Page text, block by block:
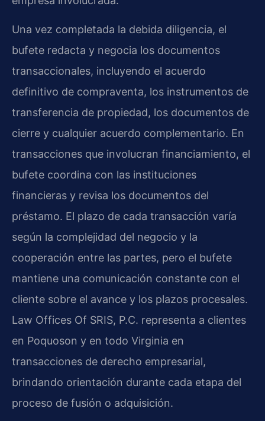
Una vez completada la debida diligencia, el
bufete redacta y negocia los documentos
transaccionales, incluyendo el acuerdo
definitivo de compraventa, los instrumentos de
transferencia de propiedad, los documentos de
cierre y cualquier acuerdo complementario. En
transacciones que involucran financiamiento, el
bufete coordina con las instituciones
financieras y revisa los documentos del
préstamo. El plazo de cada transacción varía
según la complejidad del negocio y la
cooperación entre las partes, pero el bufete
mantiene una comunicación constante con el
cliente sobre el avance y los plazos procesales.
Law Offices Of SRIS, P.C. representa a clientes
en Poquoson y en todo Virginia en
transacciones de derecho empresarial,
brindando orientación durante cada etapa del
proceso de fusión o adquisición.